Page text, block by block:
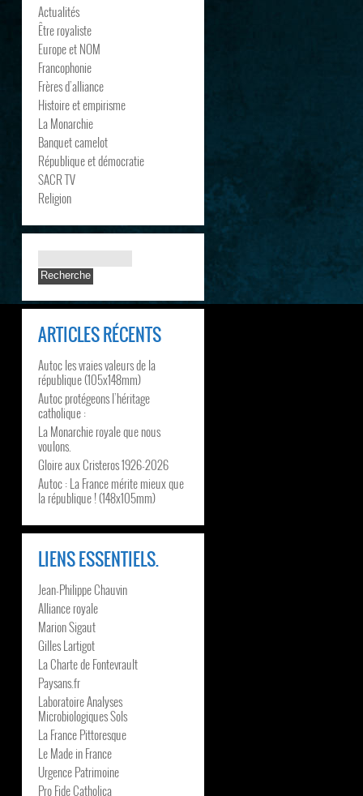
Actualités
Être royaliste
Europe et NOM
Francophonie
Frères d’alliance
Histoire et empirisme
La Monarchie
Banquet camelot
République et démocratie
SACR TV
Religion
ARTICLES RÉCENTS
Autoc les vraies valeurs de la
république (105x148mm)
Autoc protégeons l’héritage
catholique :
La Monarchie royale que nous
voulons.
Gloire aux Cristeros 1926-2026
Autoc : La France mérite mieux que
la république ! (148x105mm)
LIENS ESSENTIELS.
Jean-Philippe Chauvin
Alliance royale
Marion Sigaut
Gilles Lartigot
La Charte de Fontevrault
Paysans.fr
Laboratoire Analyses
Microbiologiques Sols
La France Pittoresque
Le Made in France
Urgence Patrimoine
Pro Fide Catholica